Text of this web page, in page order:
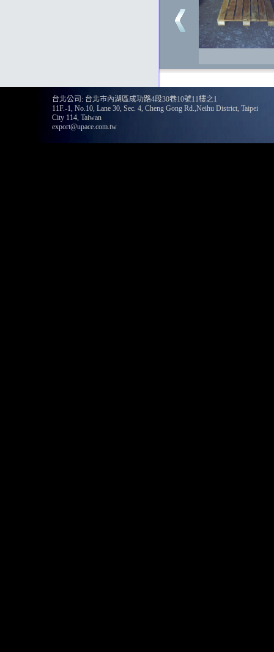
台北公司: 台北市內湖區成功路4段30巷10號11樓之1
11F.-1, No.10, Lane 30, Sec. 4, Cheng Gong Rd.,Neihu District, Taipei
City 114, Taiwan
export@upace.com.tw